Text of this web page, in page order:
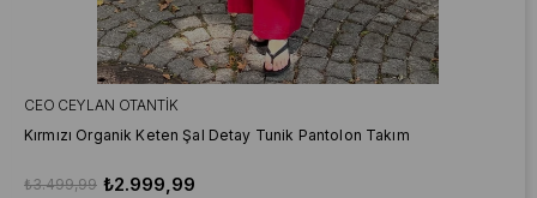
CEO CEYLAN OTANTIK
Kırmızı Organik Keten Şal Detay Tunik Pantolon Takım
₺2.999,99
₺3.499,99